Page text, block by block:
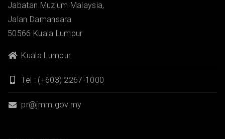
Jabatan Muzium Malaysia,
Jalan Damansara
50566 Kuala Lumpur
Kuala Lumpur
Tel : (+603) 2267-1000
pr@jmm.gov.my